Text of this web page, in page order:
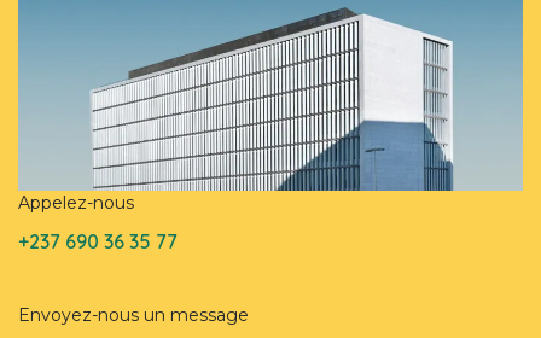
Appelez-nous
+237 690 36 35 77
Envoyez-nous un message